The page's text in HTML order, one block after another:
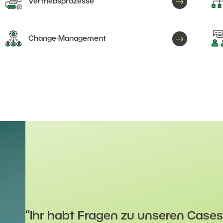
Vertriebsprozesse
Change-Management $
“Ihr habt Fragen zu unseren